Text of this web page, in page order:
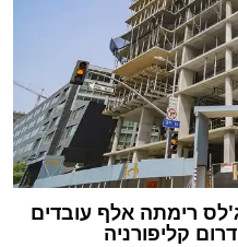
רימתה אלף עובדים
קליפורניה